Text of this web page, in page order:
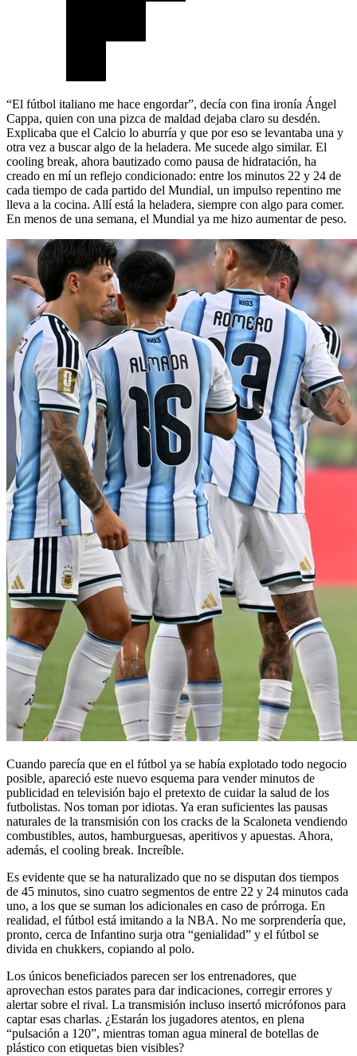
“El fútbol italiano me hace engordar”, decía con fina ironía Ángel
Cappa, quien con una pizca de maldad dejaba claro su desdén.
Explicaba que el Calcio lo aburría y que por eso se levantaba una y
otra vez a buscar algo de la heladera. Me sucede algo similar. El
cooling break, ahora bautizado como pausa de hidratación, ha
creado en mí un reflejo condicionado: entre los minutos 22 y 24 de
cada tiempo de cada partido del Mundial, un impulso repentino me
lleva a la cocina. Allí está la heladera, siempre con algo para comer.
En menos de una semana, el Mundial ya me hizo aumentar de peso.
Cuando parecía que en el fútbol ya se había explotado todo negocio
posible, apareció este nuevo esquema para vender minutos de
publicidad en televisión bajo el pretexto de cuidar la salud de los
futbolistas. Nos toman por idiotas. Ya eran suficientes las pausas
naturales de la transmisión con los cracks de la Scaloneta vendiendo
combustibles, autos, hamburguesas, aperitivos y apuestas. Ahora,
además, el cooling break. Increíble.
Es evidente que se ha naturalizado que no se disputan dos tiempos
de 45 minutos, sino cuatro segmentos de entre 22 y 24 minutos cada
uno, a los que se suman los adicionales en caso de prórroga. En
realidad, el fútbol está imitando a la NBA. No me sorprendería que,
pronto, cerca de Infantino surja otra “genialidad” y el fútbol se
divida en chukkers, copiando al polo.
Los únicos beneficiados parecen ser los entrenadores, que
aprovechan estos parates para dar indicaciones, corregir errores y
alertar sobre el rival. La transmisión incluso insertó micrófonos para
captar esas charlas. ¿Estarán los jugadores atentos, en plena
“pulsación a 120”, mientras toman agua mineral de botellas de
plástico con etiquetas bien visibles?